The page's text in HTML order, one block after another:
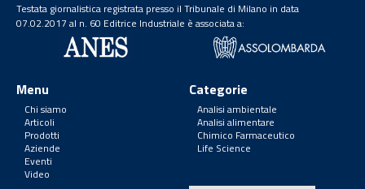
Testata giornalistica registrata presso il Tribunale di Milano in data
07.02.2017 al n. 60 Editrice Industriale è associata a:
Menu
Chi siamo
Articoli
Prodotti
Aziende
Eventi
Video
Categorie
Analisi ambientale
Analisi alimentare
Chimico Farmaceutico
Life Science